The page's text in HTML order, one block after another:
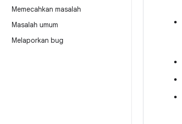
Memecahkan masalah
Masalah umum
Melaporkan bug